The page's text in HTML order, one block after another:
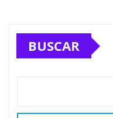
BUSCAR